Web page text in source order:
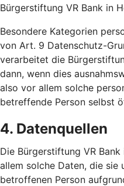
Bürgerstiftung VR Bank in
Besondere Kategorien
von Art. 9 Datenschutz-
verarbeitet die
dann, wenn dies
also vor allem solche
betreffende Person selbst
4. Datenquellen
Die Bürgerstiftung VR
allem solche Daten, die sie
betroffenen Person